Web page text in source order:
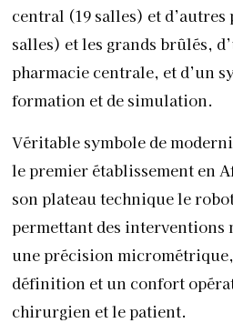
central (19 salles) et
salles) et les grands brûlés,
pharmacie centrale, et d’un
formation et de simulation.
Véritable symbole de
le premier établissement en
son plateau technique le
permettant des interventions
une précision
définition et un confort
chirurgien et le patient.